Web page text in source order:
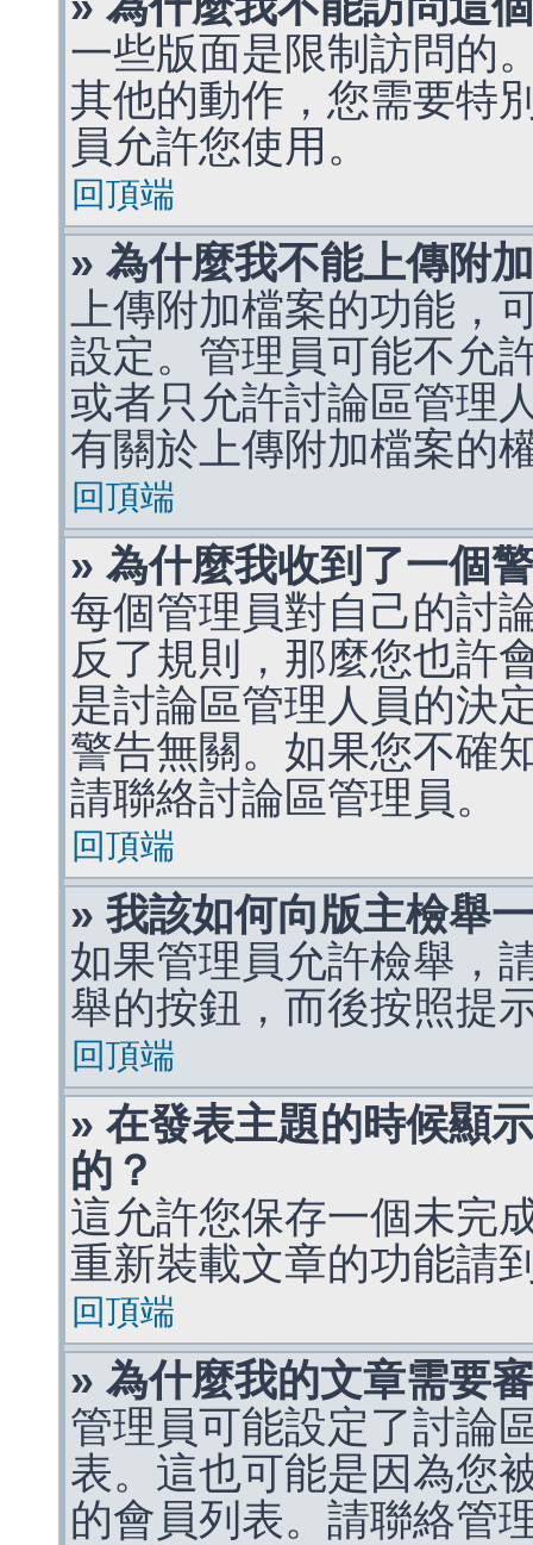
一些版面是限制訪問的
其他的動作，您需要特
員允許您使用。
回頂端
» 為什麼我不能上傳附
上傳附加檔案的功能，
設定。管理員可能不允
或者只允許討論區管理
有關於上傳附加檔案的
回頂端
» 為什麼我收到了一個
每個管理員對自己的討
反了規則，那麼您也許
是討論區管理人員的決
警告無關。如果您不確
請聯絡討論區管理員。
回頂端
» 我該如何向版主檢舉
如果管理員允許檢舉，
舉的按鈕，而後按照提
回頂端
» 在發表主題的時候顯
的？
這允許您保存一個未完
重新裝載文章的功能請
回頂端
» 為什麼我的文章需要
管理員可能設定了討論
表。這也可能是因為您
的會員列表。請聯絡管